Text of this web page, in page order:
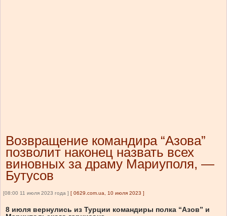
Возвращение командира “Азова”
позволит наконец назвать всех
виновных за драму Мариуполя, —
Бутусов
[08:00 11 июля 2023 года ] [ 0629.com.ua, 10 июля 2023 ]
8 июля вернулись из Турции командиры полка “Азов” и